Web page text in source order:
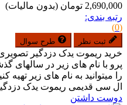
2,690,000 تومان
(بدون مالیات)
رتبه بندی:
(0)
ثبت نظر طرح سوال
پرو با نام های زیر در
را میتوانید به نام های زیر
ال سی قدیمی ریموت یدک
دوست داشتن